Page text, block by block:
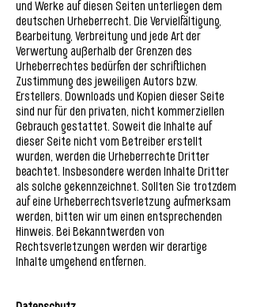
und Werke auf diesen Seiten unterliegen dem
deutschen Urheberrecht. Die Vervielfältigung,
Bearbeitung, Verbreitung und jede Art der
Verwertung außerhalb der Grenzen des
Urheberrechtes bedürfen der schriftlichen
Zustimmung des jeweiligen Autors bzw.
Erstellers. Downloads und Kopien dieser Seite
sind nur für den privaten, nicht kommerziellen
Gebrauch gestattet. Soweit die Inhalte auf
dieser Seite nicht vom Betreiber erstellt
wurden, werden die Urheberrechte Dritter
beachtet. Insbesondere werden Inhalte Dritter
als solche gekennzeichnet. Sollten Sie trotzdem
auf eine Urheberrechtsverletzung aufmerksam
werden, bitten wir um einen entsprechenden
Hinweis. Bei Bekanntwerden von
Rechtsverletzungen werden wir derartige
Inhalte umgehend entfernen.